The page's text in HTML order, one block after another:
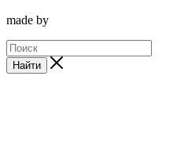
made by
Найти